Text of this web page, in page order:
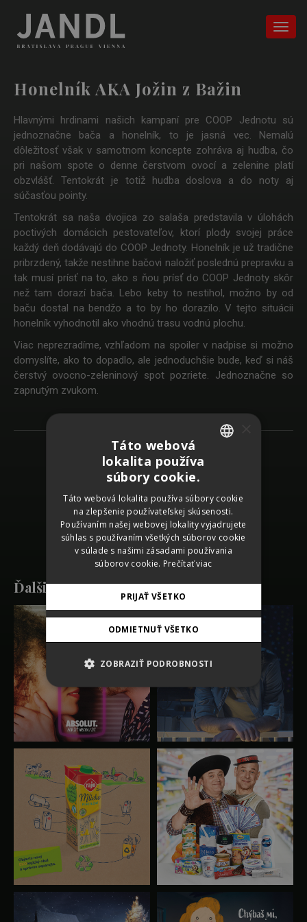
Honelník AKA Jožin z Bažin
Hlavnými hrdinami našich kampaní pre COOP Jednotu sú
jednoznačne bača a honelník, to je jasná vec. Nemalú
dôležitosť však v samotnom koncepte zohráva aj hudba, čo
pri našom spote o denne čerstvom ovocí a zelenine platí
obzvlášť. Tentokrát je totiž hudba doslova a do noty aj
súčasťou pointy.
Tentokrát sa naša dvojica zo salaša predstavila v úlohách
poctivých domácich pestovateľov, ktorí plody svojej práce
každý deň dodávajú do COOP Jednoty. Honelník je už tradične
pribrzdený, takže nestihne bačovi naložiť poslednú prepravku a
tak musí prísť na to, ako s ňou prísť do COOP Jednoty skôr
než tam dorazí bača. Lebo keby to nestihol, možno by od
baču dostal na bendžo a to by ho dorazilo. V tejto situácii
honelník vyhodnotil ako vhodnú trasu vodnú plochu.
Viac neprezradíme, vzhľadom na spoiler v nadpise si možno
domyslíte, ako to dopadlo, ale jednoduchšie bude, keď si náš
čerstvý ovocno-zeleninový spot pozriete. Jednoznačne so
zapnutým zvukom.
Späť na zoznam prác
SHARE
Ďalšie práce
GERMAN
ENGLISH
Táto webová
lokalita používa
súbory cookie.
Táto webová lokalita používa súbory cookie
na zlepšenie používateľskej skúsenosti.
Používaním našej webovej lokality vyjadrujete
súhlas s používaním všetkých súborov cookie
v súlade s našimi zásadami používania
súborov cookie. Prečítať viac
PRIJAŤ VŠETKO
ODMIETNUŤ VŠETKO
ZOBRAZIŤ PODROBNOSTI